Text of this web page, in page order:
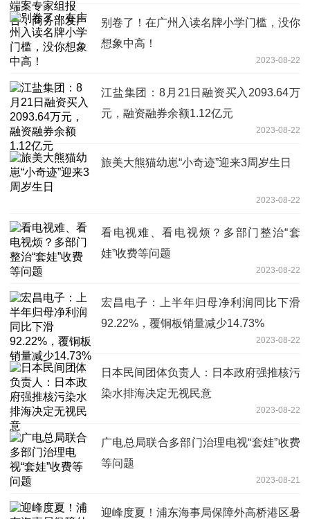
别卷了！在广州入读名牌小学门槛，没你
想象中高！
2023-08-22
江盐集团：8月21日融资买入2093.64万
元，融资融券余额1.12亿元
2023-08-22
旅美大熊猫幼崽“小奇迹”迎来3周岁生日
2023-08-22
看电视难、看电视烦？多部门整治“套
娃”收费等问题
2023-08-22
宏昌电子：上半年归母净利润同比下滑
92.22%，覆铜板销量减少14.73%
2023-08-22
日本民间团体负责人：日本政府强推核污
染水排海决定无视民意
2023-08-22
广电总局联合多部门治理电视“套娃”收费
等问题
2023-08-21
迎峰度夏！浦东海事局保障外高桥港区暑